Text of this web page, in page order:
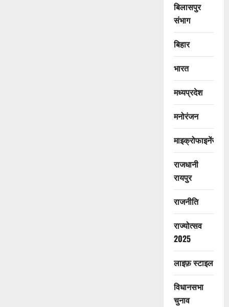
बिलासपुर
संभाग
बिहार
भारत
मध्यप्रदेश
मनोरंजन
माइक्रोफाइनेंस
राजधानी
रायपुर
राजनीति
राज्योत्सव
2025
लाइफ़ स्टाइल
विधानसभा
चुनाव